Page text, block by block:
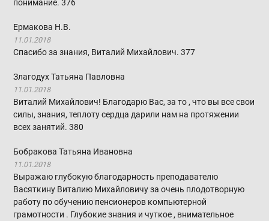
понимание.376
Ермакова Н.В.
11.01.2018
Спасибо за знания, Виталий Михайлович.377
Злагодух Татьяна Павловна
11.01.2018
Виталий Михайлович! Благодарю Вас, за то , что вы все свои
силы, знания, теплоту сердца дарили нам на протяжении
всех занятий.380
Бобракова Татьяна Ивановна
11.01.2018
Выражаю глубокую благодарность преподавателю
Васяткину Виталию Михайловичу за очень плодотворную
работу по обучению пенсионеров компьютерной
грамотности . Глубокие знания и чуткое , внимательное